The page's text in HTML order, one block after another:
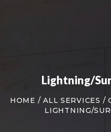
Lightning/
HOME ALL SERVICES
LIGHTNING/